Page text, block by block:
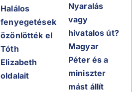
Halálos
fenyegetések
özönlötték el
Tóth
Elizabeth
oldalait
Nyaralás
vagy
hivatalos út?
Magyar
Péter és a
miniszter
mást állít